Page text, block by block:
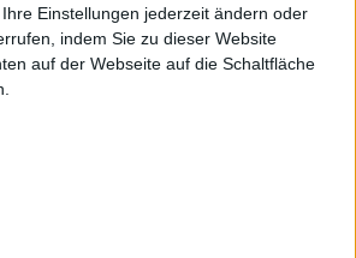
Einstellungen jederzeit ändern oder
indem Sie zu dieser Website
auf der Webseite auf die Schaltfläche